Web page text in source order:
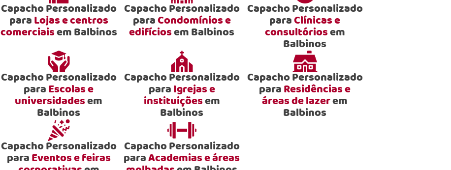
Capacho Personalizado
paraLojas e centros
comerciaisem Balbinos
Capacho Personalizado
paraCondomínios e
edifíciosem Balbinos
Capacho Personalizado
paraClínicas e
consultóriosem
Balbinos
Capacho Personalizado
paraEscolas e
universidadesem
Balbinos
Capacho Personalizado
paraIgrejas e
instituiçõesem
Balbinos
Capacho Personalizado
paraResidências e
áreas de lazerem
Balbinos
Capacho Personalizado
paraEventos e feiras
Capacho Personalizado
paraAcademias e áreas